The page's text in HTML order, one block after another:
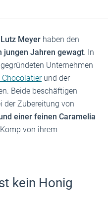
Lutz Meyer haben den
jungen Jahren gewagt. In
Unternehmen
und der
Beide beschäftigen
der Zubereitung von
einer feinen Caramelia
von ihrem
kein Honig